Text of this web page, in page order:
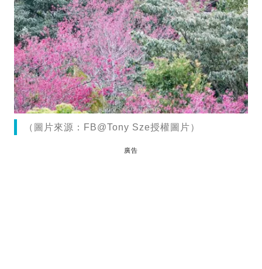
（圖片來源：FB@Tony Sze授權圖片）
廣告